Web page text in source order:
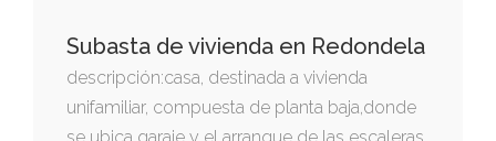
Subasta de vivienda en Redondela
descripción:casa, destinada a vivienda
unifamiliar, compuesta de planta baja,donde